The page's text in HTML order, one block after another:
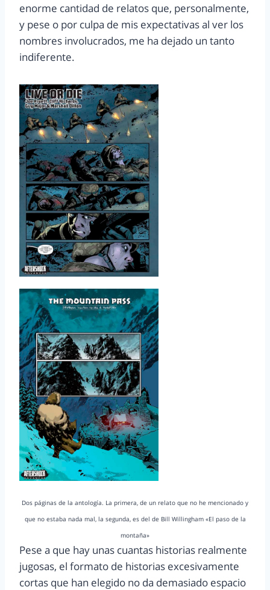
enorme cantidad de relatos que, personalmente,
y pese o por culpa de mis expectativas al ver los
nombres involucrados, me ha dejado un tanto
indiferente.
Dos páginas de la antología. La primera, de un relato que no he mencionado y
que no estaba nada mal, la segunda, es del de Bill Willingham «El paso de la
montaña»
Pese a que hay unas cuantas historias realmente
jugosas, el formato de historias excesivamente
cortas que han elegido no da demasiado espacio